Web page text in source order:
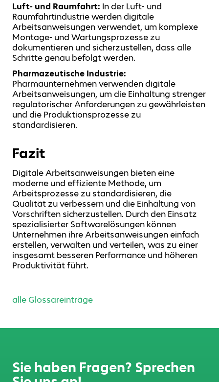
Luft- und Raumfahrt: In der Luft- und
Raumfahrtindustrie werden digitale
Arbeitsanweisungen verwendet, um komplexe
Montage- und Wartungsprozesse zu
dokumentieren und sicherzustellen, dass alle
Schritte genau befolgt werden.
Pharmazeutische Industrie:
Pharmaunternehmen verwenden digitale
Arbeitsanweisungen, um die Einhaltung strenger
regulatorischer Anforderungen zu gewährleisten
und die Produktionsprozesse zu
standardisieren.
Fazit
Digitale Arbeitsanweisungen bieten eine
moderne und effiziente Methode, um
Arbeitsprozesse zu standardisieren, die
Qualität zu verbessern und die Einhaltung von
Vorschriften sicherzustellen. Durch den Einsatz
spezialisierter Softwarelösungen können
Unternehmen ihre Arbeitsanweisungen einfach
erstellen, verwalten und verteilen, was zu einer
insgesamt besseren Performance und höheren
Produktivität führt.
alle Glossareinträge
Sie haben Fragen? Sprechen